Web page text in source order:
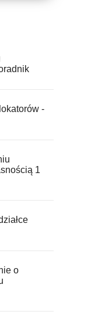
-
1
o